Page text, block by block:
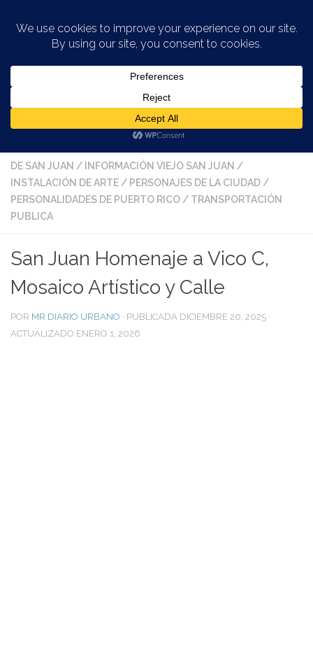
ARTE EN LA CIUDAD DE SAN JUAN
ARTE PUBLICO/ARTE URBANO EN SAN JUAN/ARTE Y
DE SAN JUAN / INFORMACIÓN VIEJO SAN JUAN /
INSTALACIÓN DE ARTE / PERSONAJES DE LA CIUDAD /
PERSONALIDADES DE PUERTO RICO / TRANSPORTACIÓN
PUBLICA
San Juan Homenaje a Vico C,
Mosaico Artístico y Calle
POR MR DIARIO URBANO · PUBLICADA DICIEMBRE 20, 2025 ·
ACTUALIZADO ENERO 1, 2026